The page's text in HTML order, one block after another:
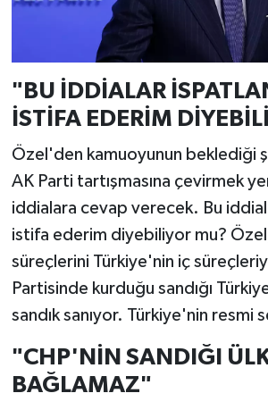
"BU İDDİALAR
İSTİFA EDERİM
Özel'den kamuoyunun beklediği
AK Parti tartışmasına çevirmek
iddialara cevap verecek. Bu
istifa ederim diyebiliyor mu?
süreçlerini Türkiye'nin iç
Partisinde kurduğu sandığı
sandık sanıyor. Türkiye'nin resmi
"CHP'NİN SANDIĞI
BAĞLAMAZ"